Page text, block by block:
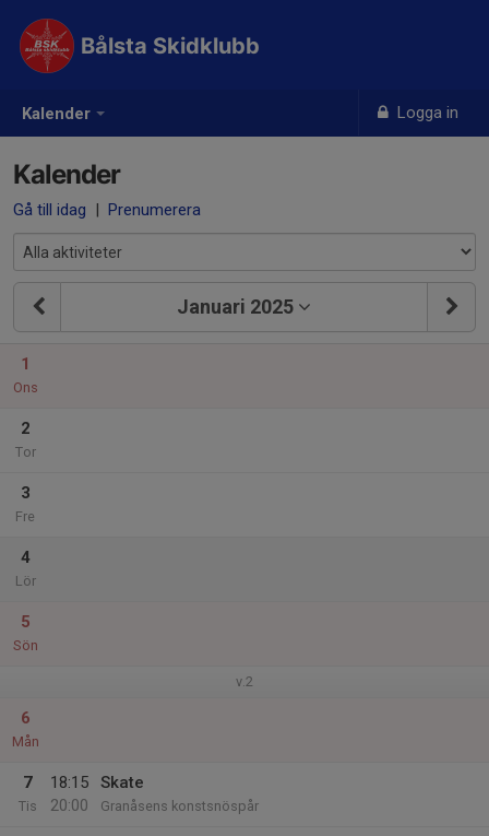
Kalender Logga in
Bålsta Skidklubb
Kalender
Gå till idag | Prenumerera
Januari 2025
1
Ons
2
Tor
3
Fre
4
Lör
5
Sön
v.2
6
Mån
7
Tis
18:15
20:00
Skate
Granåsens konstsnöspår